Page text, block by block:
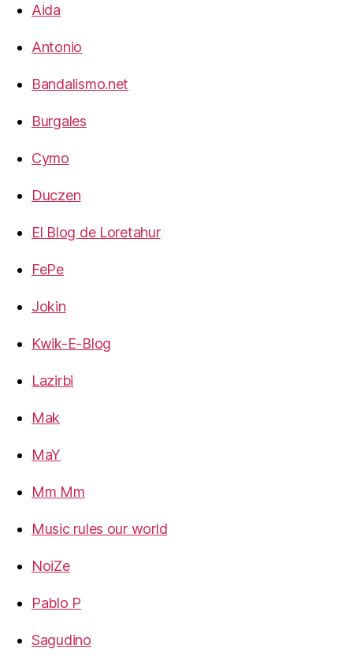
Aida
Antonio
Bandalismo.net
Burgales
Cymo
Duczen
El Blog de Loretahur
FePe
Jokin
Kwik-E-Blog
Lazirbi
Mak
MaY
Mm Mm
Music rules our world
NoiZe
Pablo P
Sagudino